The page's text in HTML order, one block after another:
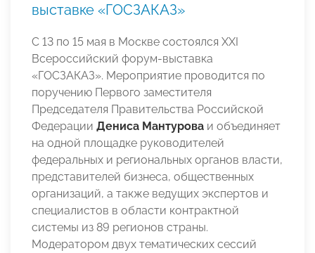
выставке «ГОСЗАКАЗ»
С 13 по 15 мая в Москве состоялся XXI
Всероссийский форум-выставка
«ГОСЗАКАЗ». Мероприятие проводится по
поручению Первого заместителя
Председателя Правительства Российской
Федерации Дениса Мантурова и объединяет
на одной площадке руководителей
федеральных и региональных органов власти,
представителей бизнеса, общественных
организаций, а также ведущих экспертов и
специалистов в области контрактной
системы из 89 регионов страны.
Модератором двух тематических сессий